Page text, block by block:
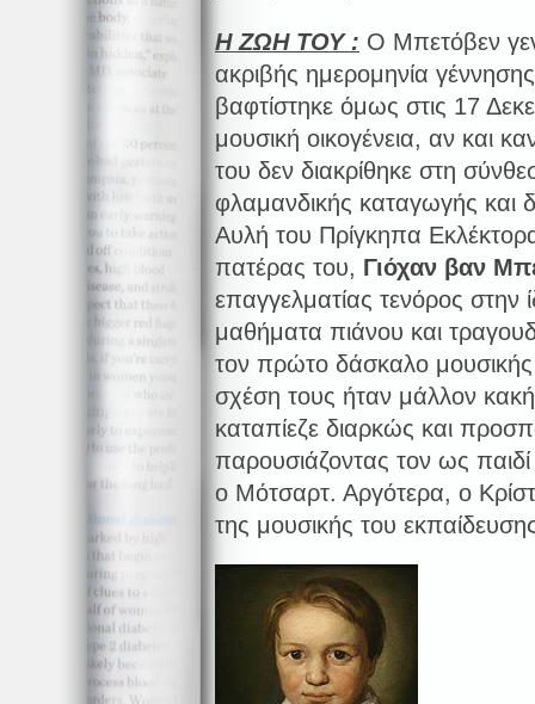
Η ΖΩΗ ΤΟΥ : Ο Μπετόβεν
ακριβής ημερομηνία
βαφτίστηκε όμως στις 17
μουσική οικογένεια, αν και
του δεν διακρίθηκε στη
φλαμανδικής καταγωγής και
Αυλή του Πρίγκηπα
πατέρας του, Γιόχαν βαν
επαγγελματίας τενόρος στην
μαθήματα πιάνου και
τον πρώτο δάσκαλο
σχέση τους ήταν μάλλον
καταπίεζε διαρκώς και
παρουσιάζοντας τον ως
ο Μότσαρτ. Αργότερα, ο
της μουσικής του